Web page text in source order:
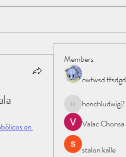
en
Members
ewfwsd ffsdgd
henchludwig2
henchludwig2
Valac Chonsa
stalon kalle